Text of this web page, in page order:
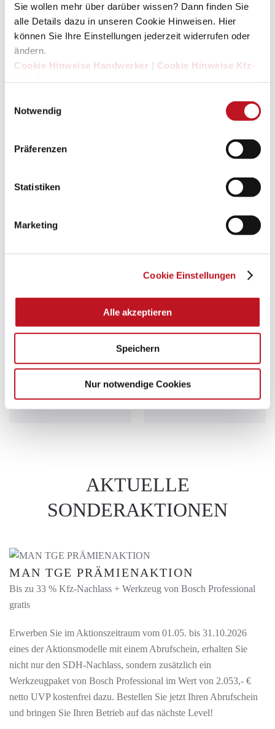
Sie wollen mehr über darüber wissen? Dann finden Sie
alle Details dazu in unseren Cookie Hinweisen. Hier
können Sie Ihre Einstellungen jederzeit widerrufen oder
ändern.
Cookie Hinweise Handwerker | Cookie Hinweise Kfz-
Notwendig
Präferenzen
Statistiken
Marketing
Cookie Einstellungen
Alle akzeptieren
Speichern
Nur notwendige Cookies
AKTUELLE
SONDERAKTIONEN
MAN TGE PRÄMIENAKTION
Bis zu 33 % Kfz-Nachlass + Werkzeug von Bosch Professional
gratis
Erwerben Sie im Aktionszeitraum vom 01.05. bis 31.10.2026
eines der Aktionsmodelle mit einem Abrufschein, erhalten Sie
nicht nur den SDH-Nachlass, sondern zusätzlich ein
Werkzeugpaket von Bosch Professional im Wert von 2.053,- €
netto UVP kostenfrei dazu. Bestellen Sie jetzt Ihren Abrufschein
und bringen Sie Ihren Betrieb auf das nächste Level!